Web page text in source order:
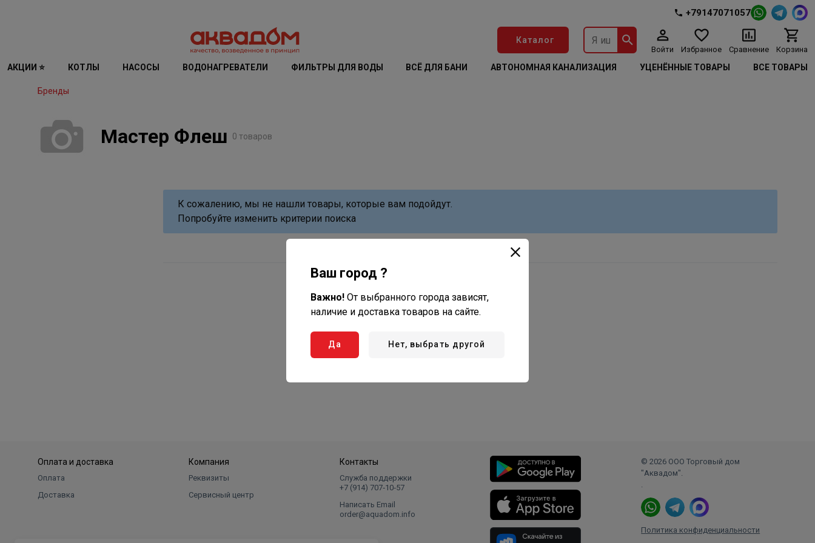
+79147071057
Каталог
Войти Избранное Сравнение Корзина
АКЦИИ ⭐ КОТЛЫ НАСОСЫ ВОДОНАГРЕВАТЕЛИ ФИЛЬТРЫ ДЛЯ ВОДЫ ВСЁ ДЛЯ БАНИ АВТОНОМНАЯ КАНАЛИЗАЦИЯ УЦЕНЁННЫЕ ТОВАРЫ ВСЕ ТОВАРЫ
Бренды
Мастер Флеш 0 товаров
К сожалению, мы не нашли товары, которые вам подойдут.
Попробуйте изменить критерии поиска
Оплата и доставка
Оплата
Доставка
Компания
Реквизиты
Сервисный центр
Контакты
Служба поддержки
+7 (914) 707‑10‑57
Написать Email
order@aquadom.info
© 2026 ООО Торговый дом
"Аквадом".
.
Политика конфиденциальности
Ваш город ?
Важно! От выбранного города зависят,
наличие и доставка товаров на сайте.
Да Нет, выбрать другой